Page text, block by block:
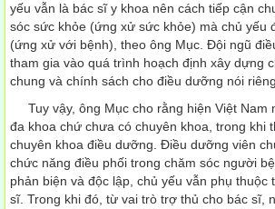
yếu vẫn là bác sĩ y khoa nên cách tiếp cận
sóc sức khỏe (ứng xử sức khỏe) mà chủ yếu
(ứng xử với bệnh), theo ông Mục. Đội ngũ
tham gia vào quá trình hoạch định xây dựng
chung và chính sách cho điều dưỡng nói
Tuy vậy, ông Mục cho rằng hiện Việt Nam
đa khoa chứ chưa có chuyên khoa, trong khi
chuyên khoa điều dưỡng. Điều dưỡng viên
chức năng điều phối trong chăm sóc người
phản biện và độc lập, chủ yếu vẫn phụ thuộc
sĩ. Trong khi đó, từ vai trò trợ thủ cho bác sĩ,